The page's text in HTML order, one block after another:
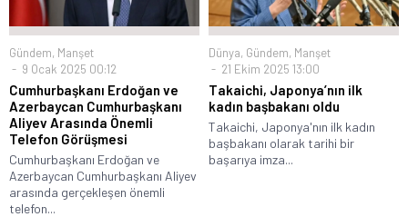
Gündem, Manşet
9 Ocak 2025 00:12
Cumhurbaşkanı Erdoğan ve
Azerbaycan Cumhurbaşkanı
Aliyev Arasında Önemli
Telefon Görüşmesi
Cumhurbaşkanı Erdoğan ve
Azerbaycan Cumhurbaşkanı Aliyev
arasında gerçekleşen önemli
telefon...
Dünya, Gündem, Manşet
21 Ekim 2025 13:00
Takaichi, Japonya’nın ilk
kadın başbakanı oldu
Takaichi, Japonya'nın ilk kadın
başbakanı olarak tarihi bir
başarıya imza...